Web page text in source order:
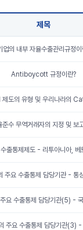
제목
업의 내부 자율수출관리규정이
Antiboycott 규정이란?
도의 유형 및 우리나라의
준수 무역거래자의 지정 및 보
출통제제도 - 리투아니아, 베
주요 수출통제 담당기관 - 통
요 수출통제 담당기관(5) -
주요 수출통제 담당기관(3) -